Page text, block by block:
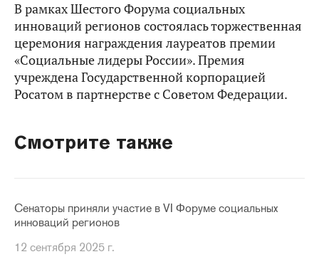
В рамках Шестого Форума социальных
инноваций регионов состоялась торжественная
церемония награждения лауреатов премии
«Социальные лидеры России». Премия
учреждена Государственной корпорацией
Росатом в партнерстве с Советом Федерации.
Смотрите также
Сенаторы приняли участие в VI Форуме социальных
инноваций регионов
12 сентября 2025 г.